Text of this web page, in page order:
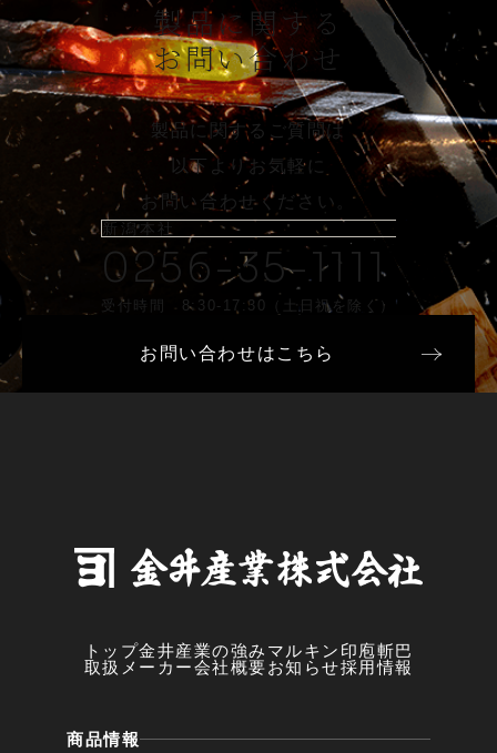
製品に関する
お問い合わせ
製品に関するご質問は
以下よりお気軽に
お問い合わせください。
新潟本社
0256-35-1111
受付時間 8:30-17:30（土日祝を除く）
お問い合わせはこちら
トップ金井産業の強み マルキン印 庖斬巴
取扱メーカー会社概要お知らせ採用情報
商品情報